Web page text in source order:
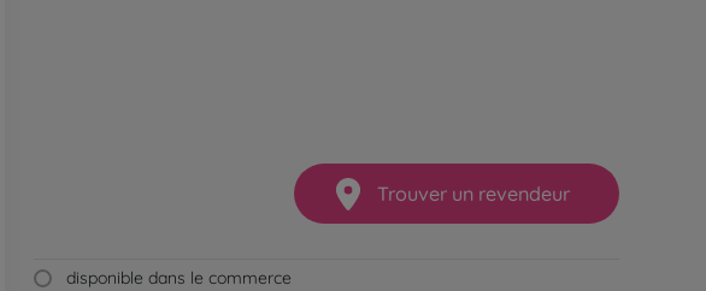
Trouver un revendeur
disponible dans le commerce